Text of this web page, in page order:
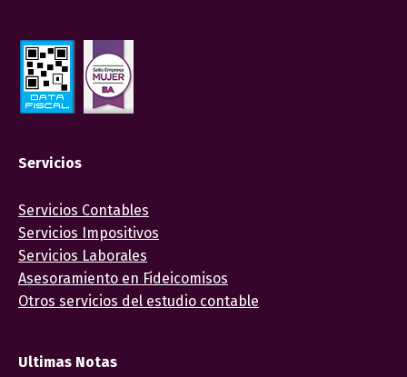
Servicios
Servicios Contables
Servicios Impositivos
Servicios Laborales
Asesoramiento en Fideicomisos
Otros servicios del estudio contable
Ultimas Notas